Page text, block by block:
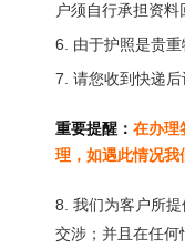
户须自行承担资料
6. 由于护照是贵
7. 请您收到快递
重要提醒： 在办理
理，如遇此情况我
8. 我们为客户所
交涉；并且在任何